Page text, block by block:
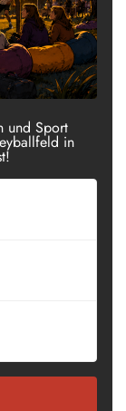
und Sport
in